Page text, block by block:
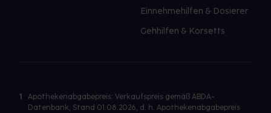
Einnehmehilfen & Dosierer
Gehhilfen & Korsetts
1
Apothekenabgabepreis: Verkaufspreis gemäß ABDA-
Datenbank, Stand 01.08.2026, d. h. Apothekenabgabepreis